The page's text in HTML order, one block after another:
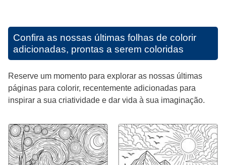
Confira as nossas últimas folhas de colorir
adicionadas, prontas a serem coloridas
Reserve um momento para explorar as nossas últimas
páginas para colorir, recentemente adicionadas para
inspirar a sua criatividade e dar vida à sua imaginação.